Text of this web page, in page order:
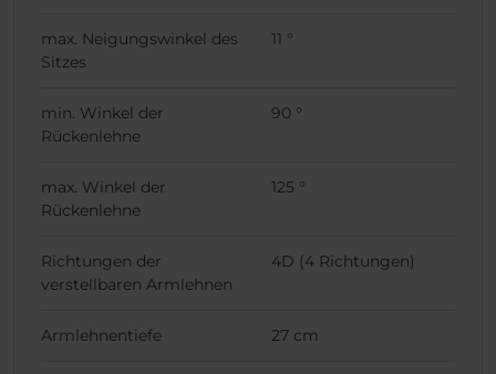
max. Neigungswinkel des
Sitzes
11 °
min. Winkel der
Rückenlehne
90 °
max. Winkel der
Rückenlehne
125 °
Richtungen der
verstellbaren Armlehnen
4D (4 Richtungen)
Armlehnentiefe 27 cm